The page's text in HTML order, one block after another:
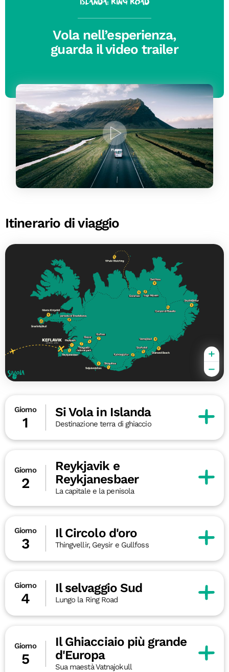
Islanda: Ring Road
Vola nell’esperienza,
guarda il video trailer
Itinerario di viaggio
Giorno
1
Si Vola in Islanda
Destinazione terra di ghiaccio
Giorno
2
Reykjavik e
Reykjanesbaer
La capitale e la penisola
Giorno
3
Il Circolo d'oro
Thingvellir, Geysir e Gullfoss
Giorno
4
Il selvaggio Sud
Lungo la Ring Road
Giorno
5
Il Ghiacciaio più grande
d'Europa
Sua maestà Vatnajokull